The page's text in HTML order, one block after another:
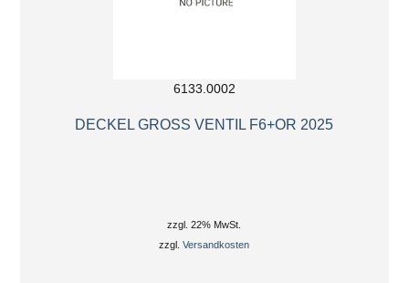
6133.0002
DECKEL GROSS VENTIL F6+OR 2025
zzgl. 22% MwSt.
zzgl.Versandkosten